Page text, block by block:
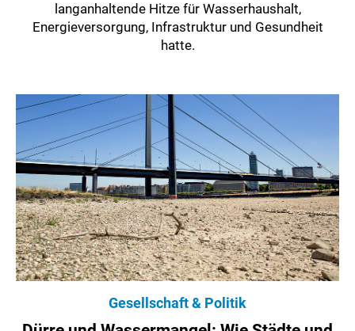
langanhaltende Hitze für Wasserhaushalt,
Energieversorgung, Infrastruktur und Gesundheit
hatte.
Gesellschaft & Politik